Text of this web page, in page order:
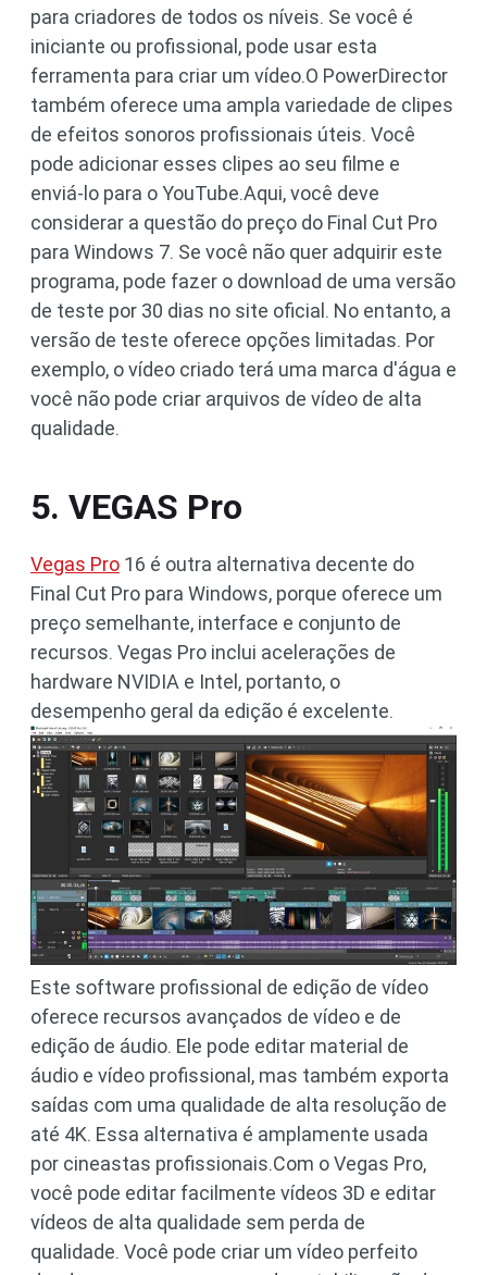
para criadores de todos os níveis. Se você é
iniciante ou profissional, pode usar esta
ferramenta para criar um vídeo.O PowerDirector
também oferece uma ampla variedade de clipes
de efeitos sonoros profissionais úteis. Você
pode adicionar esses clipes ao seu filme e
enviá-lo para o YouTube.Aqui, você deve
considerar a questão do preço do Final Cut Pro
para Windows 7. Se você não quer adquirir este
programa, pode fazer o download de uma versão
de teste por 30 dias no site oficial. No entanto, a
versão de teste oferece opções limitadas. Por
exemplo, o vídeo criado terá uma marca d'água e
você não pode criar arquivos de vídeo de alta
qualidade.
5. VEGAS Pro
Vegas Pro 16 é outra alternativa decente do
Final Cut Pro para Windows, porque oferece um
preço semelhante, interface e conjunto de
recursos. Vegas Pro inclui acelerações de
hardware NVIDIA e Intel, portanto, o
desempenho geral da edição é excelente.
Este software profissional de edição de vídeo
oferece recursos avançados de vídeo e de
edição de áudio. Ele pode editar material de
áudio e vídeo profissional, mas também exporta
saídas com uma qualidade de alta resolução de
até 4K. Essa alternativa é amplamente usada
por cineastas profissionais.Com o Vegas Pro,
você pode editar facilmente vídeos 3D e editar
vídeos de alta qualidade sem perda de
qualidade. Você pode criar um vídeo perfeito